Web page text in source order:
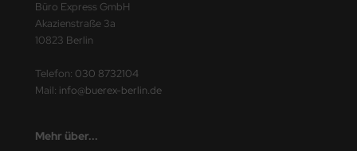
Büro Express GmbH
Akazienstraße 3a
10823 Berlin
Telefon: 030 8732104
Mail: info@buerex-berlin.de
Mehr über...